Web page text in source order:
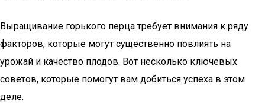
Выращивание горького перца требует внимания к ряду
факторов, которые могут существенно повлиять на
урожай и качество плодов. Вот несколько ключевых
советов, которые помогут вам добиться успеха в этом
деле.